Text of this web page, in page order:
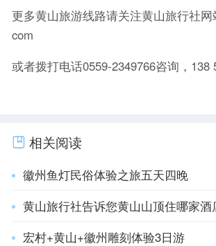
更多黄山旅游线路请关注黄山旅行社网
com
或者拨打电话0559-2349766咨询，138
相关阅读
徽州鱼灯民俗体验之旅五天四晚
黄山旅行社告诉您黄山山顶住哪家酒
宏村+黄山+徽州雕刻体验3日游